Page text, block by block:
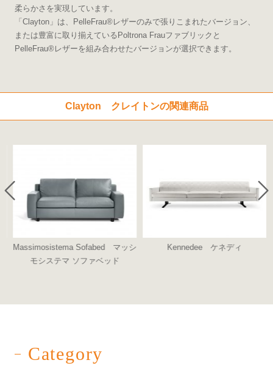
柔らかさを実現しています。
「Clayton」は、PelleFrau®レザーのみで張りこまれたバージョン、
または豊富に取り揃えているPoltrona Frauファブリックと
PelleFrau®レザーを組み合わせたバージョンが選択できます。
Clayton クレイトンの関連商品
Massimosistema Sofabed マッシ
モシステマ ソファベッド
Kennedee ケネディ
Category